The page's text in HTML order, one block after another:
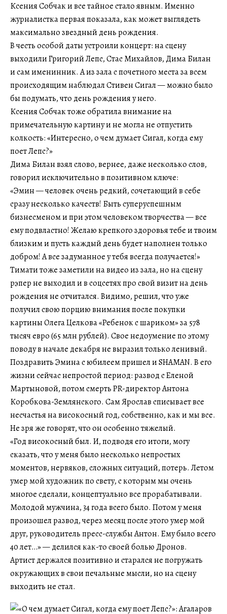
Ксения Собчак и все тайное стало явным. Именно
журналистка первая показала, как может выглядеть
максимально звездный день рождения.
В честь особой даты устроили концерт: на сцену
выходили Григорий Лепс, Стас Михайлов, Дима Билан
и сам именинник. А из зала с почетного места за всем
происходящим наблюдал Стивен Сигал — можно было
бы подумать, что день рождения у него.
Ксения Собчак тоже обратила внимание на
примечательную картину и не могла не отпустить
колкость: «Интересно, о чем думает Сигал, когда ему
поет Лепс?»
Дима Билан взял слово, вернее, даже несколько слов,
говорил исключительно в позитивном ключе:
«Эмин — человек очень редкий, сочетающий в себе
сразу несколько качеств! Быть суперуспешным
бизнесменом и при этом человеком творчества — все
ему подвластно! Желаю крепкого здоровья тебе и твоим
близким и пусть каждый день будет наполнен только
добром! А все задуманное у тебя всегда получается!»
Тимати тоже заметили на видео из зала, но на сцену
рэпер не выходил и в соцсетях про свой визит на день
рождения не отчитался. Видимо, решил, что уже
получил свою порцию внимания после покупки
картины Олега Целкова «Ребенок с шариком» за 578
тысяч евро (65 млн рублей). Свое недоумение по этому
поводу в начале декабря не выразил только ленивый.
Поздравить Эмина с юбилеем пришел и SHAMAN. В его
жизни сейчас непростой период: развод с Еленой
Мартыновой, потом смерть PR-директор Антона
Коробкова-Землянского. Сам Ярослав списывает все
несчастья на високосный год, собственно, как и мы все.
Не зря же говорят, что он особенно тяжелый.
«Год високосный был. И, подводя его итоги, могу
сказать, что у меня было несколько непростых
моментов, нервяков, сложных ситуаций, потерь. Летом
умер мой художник по свету, с которым мы очень
многое сделали, концептуально все прорабатывали.
Молодой мужчина, 34 года всего было. Потом у меня
произошел развод, через месяц после этого умер мой
друг, руководитель пресс-службы Антон. Ему было всего
40 лет…» — делился как-то своей болью Дронов.
Артист держался позитивно и старался не погружать
окружающих в свои печальные мысли, но на сцену
выходить не стал.